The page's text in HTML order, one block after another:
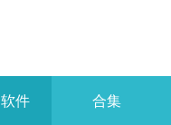
软件 合集